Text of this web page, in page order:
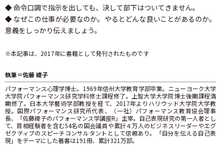
◆ 命令口調で指示を出しても、決して部下はついてきません。
◆ なぜこの仕事が必要なのか。やるとどんな良いことがあるのか。
意義をしっかり伝えましょう。
※本記事は、2017年に書籍として発刊されたものです
執筆＝佐藤 綾子
パフォーマンス心理学博士。1969年信州大学教育学部卒業。ニューヨーク大学
大学院パフォーマンス研究学科修士課程修了。上智大学大学院博士後期課程満
期修了。日本大学藝術学部教授を経て、2017年よりハリウッド大学院大学教
授。国際パフォーマンス研究所代表、（一社）パフォーマンス教育協会理事
長、「佐藤綾子のパフォーマンス学講座R」主宰。自己表現研究の第一人者とし
て、首相経験者を含む54名の国会議員や累計４万人のビジネスリーダーやエグ
ゼクティブのスピーチコンサルタントとして信頼あり。「自分を伝える自己表
現」をテーマにした著書は191冊、累計321万部。